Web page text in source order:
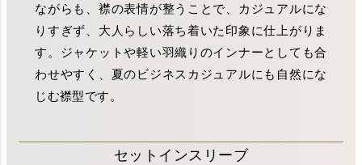
ながらも、襟の表情が整うことで、カジュアルにな
りすぎず、大人らしい落ち着いた印象に仕上がりま
す。ジャケットや軽い羽織りのインナーとしても合
わせやすく、夏のビジネスカジュアルにも自然にな
じむ襟型です。
セットインスリーブ